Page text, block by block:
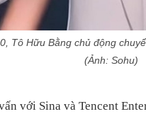
Tô Hữu Bằng chủ động
(Ảnh: Sohu)
với Sina và Tencent